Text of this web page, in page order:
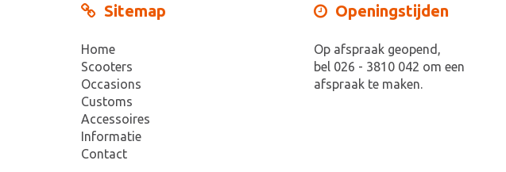
Sitemap
Home
Scooters
Occasions
Customs
Accessoires
Informatie
Contact
Openingstijden
Op afspraak geopend,
bel 026 - 3810 042 om een
afspraak te maken.